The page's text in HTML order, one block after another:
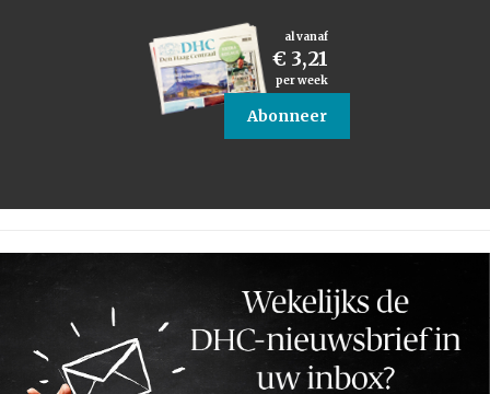
al vanaf
€ 3,21
per week
Abonneer